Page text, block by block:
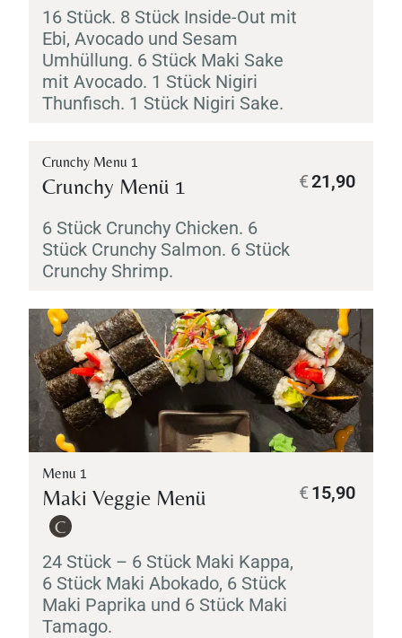
16 Stück. 8 Stück Inside-Out mit
Ebi, Avocado und Sesam
Umhüllung. 6 Stück Maki Sake
mit Avocado. 1 Stück Nigiri
Thunfisch. 1 Stück Nigiri Sake.
Crunchy Menu 1
Crunchy Menü 1
6 Stück Crunchy Chicken. 6
Stück Crunchy Salmon. 6 Stück
Crunchy Shrimp.
21,90
€
Menu 1
Maki Veggie Menü
C
24 Stück – 6 Stück Maki Kappa,
6 Stück Maki Abokado, 6 Stück
Maki Paprika und 6 Stück Maki
Tamago.
15,90
€